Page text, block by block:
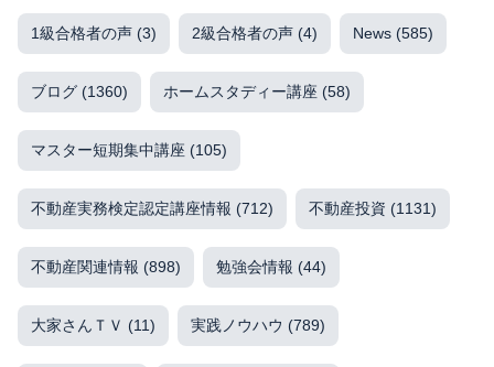
1級合格者の声 (3) 2級合格者の声 (4) News (585)
ブログ (1360) ホームスタディー講座 (58)
マスター短期集中講座 (105)
不動産実務検定認定講座情報 (712) 不動産投資 (1131)
不動産関連情報 (898) 勉強会情報 (44)
大家さんＴＶ (11) 実践ノウハウ (789)